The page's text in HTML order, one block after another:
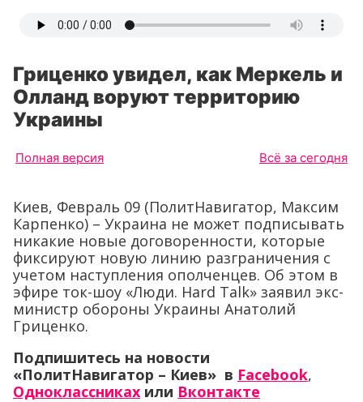
Гриценко увидел, как Меркель и
Олланд воруют территорию
Украины
Полная версия Всё за сегодня
Киев, Февраль 09 (ПолитНавигатор, Максим
Карпенко) – Украина не может подписывать
никакие новые договоренности, которые
фиксируют новую линию разграничения с
учетом наступления ополченцев. Об этом в
эфире ток-шоу «Люди. Hard Talk» заявил экс-
министр обороны Украины Анатолий
Гриценко.
Подпишитесь на новости
«ПолитНавигатор – Киев» в Facebook,
Одноклассниках или Вконтакте